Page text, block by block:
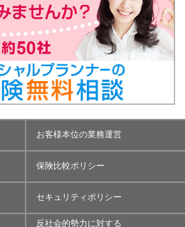
お客様本位の業務運営
保険比較ポリシー
セキュリティポリシー
反社会的勢力に対する